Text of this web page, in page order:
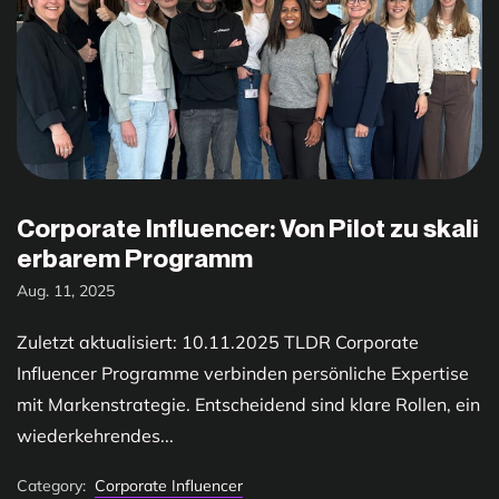
Corporate Influencer: Von Pilot zu skali
erbarem Programm
Aug. 11, 2025
Zuletzt aktualisiert: 10.11.2025 TLDR Corporate
Influencer Programme verbinden persönliche Expertise
mit Markenstrategie. Entscheidend sind klare Rollen, ein
wiederkehrendes...
Category: Corporate Influencer